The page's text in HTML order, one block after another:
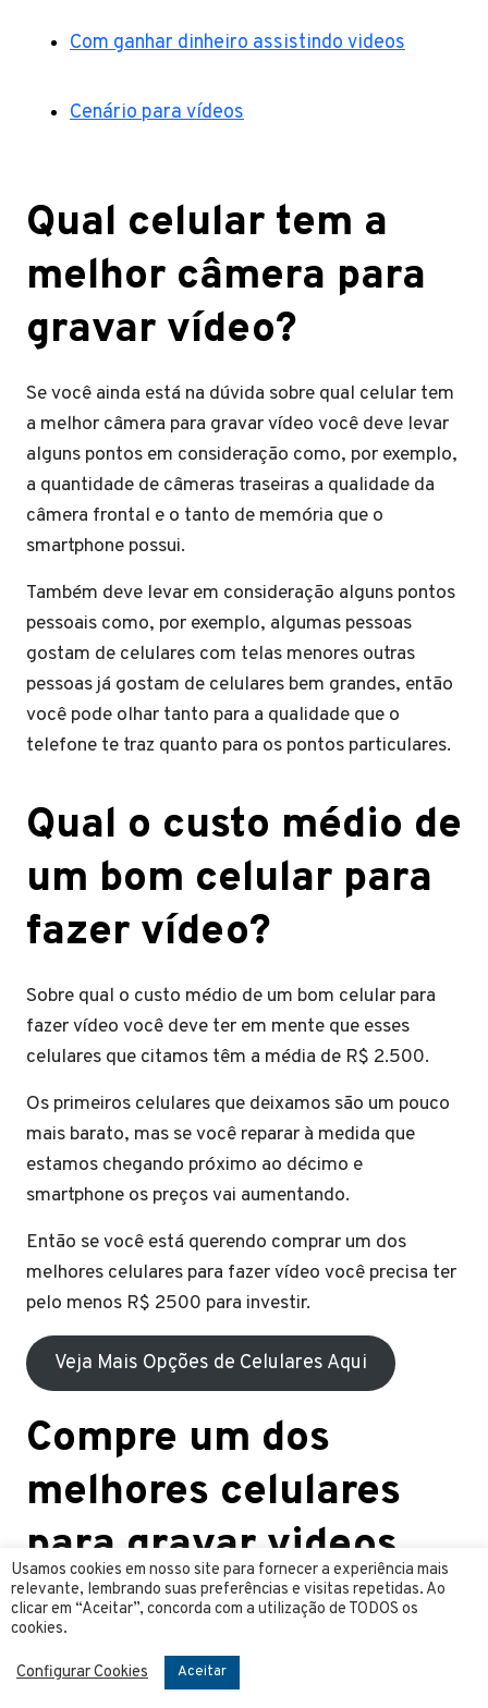
Com ganhar dinheiro assistindo videos
Cenário para vídeos
Qual celular tem a
melhor câmera para
gravar vídeo?
Se você ainda está na dúvida sobre qual celular tem
a melhor câmera para gravar vídeo você deve levar
alguns pontos em consideração como, por exemplo,
a quantidade de câmeras traseiras a qualidade da
câmera frontal e o tanto de memória que o
smartphone possui.
Também deve levar em consideração alguns pontos
pessoais como, por exemplo, algumas pessoas
gostam de celulares com telas menores outras
pessoas já gostam de celulares bem grandes, então
você pode olhar tanto para a qualidade que o
telefone te traz quanto para os pontos particulares.
Qual o custo médio de
um bom celular para
fazer vídeo?
Sobre qual o custo médio de um bom celular para
fazer vídeo você deve ter em mente que esses
celulares que citamos têm a média de R$ 2.500.
Os primeiros celulares que deixamos são um pouco
mais barato, mas se você reparar à medida que
estamos chegando próximo ao décimo e
smartphone os preços vai aumentando.
Então se você está querendo comprar um dos
melhores celulares para fazer vídeo você precisa ter
pelo menos R$ 2500 para investir.
Veja Mais Opções de Celulares Aqui
Compre um dos
melhores celulares
para gravar videos
Agora que você já conhece os 10 melhores celulares
para gravar videos em 2023 e temos os pontos mais
importantes sobre cada um desses celulares,
Usamos cookies em nosso site para fornecer a experiência mais
relevante, lembrando suas preferências e visitas repetidas. Ao
clicar em “Aceitar”, concorda com a utilização de TODOS os
cookies.
Configurar Cookies Aceitar